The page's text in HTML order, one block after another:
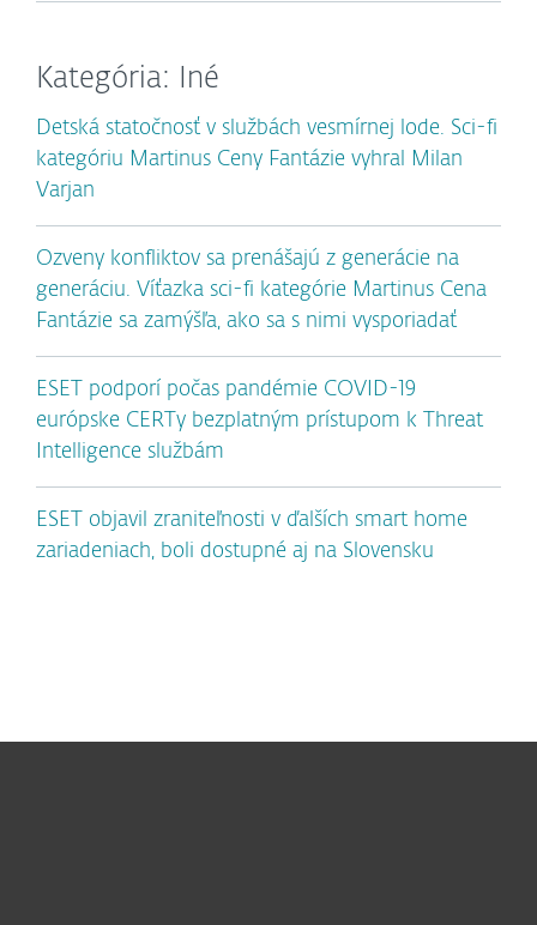
Kategória: Iné
Detská statočnosť v službách vesmírnej lode. Sci-fi
kategóriu Martinus Ceny Fantázie vyhral Milan
Varjan
Ozveny konfliktov sa prenášajú z generácie na
generáciu. Víťazka sci-fi kategórie Martinus Cena
Fantázie sa zamýšľa, ako sa s nimi vysporiadať
ESET podporí počas pandémie COVID-19
európske CERTy bezplatným prístupom k Threat
Intelligence službám
ESET objavil zraniteľnosti v ďalších smart home
zariadeniach, boli dostupné aj na Slovensku